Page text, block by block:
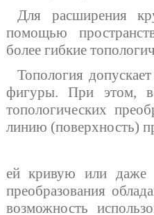
Для расширения
помощью
более гибкие
Топология
фигуры. При этом, в
топологических
линию (поверхность)
ей кривую или даже
преобразования
возможность